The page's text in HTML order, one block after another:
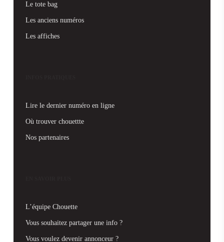
Le tote bag
Les anciens numéros
Les affiches
Lire le dernier numéro en ligne
Où trouver chouettte
Nos partenaires
L’équipe Chouette
Vous souhaitez partager une info ?
Vous voulez devenir annonceur ?